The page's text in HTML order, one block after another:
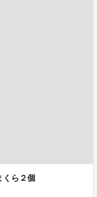
くら２個